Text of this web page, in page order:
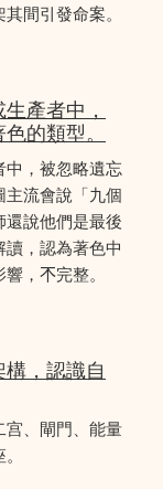
間引發命案。
產者中，
的類型。
中，被忽略遺忘
流會說「九個
說他們是最後
，認為著色中
，𣎴完整。
，認識自
宫、閘門、能量